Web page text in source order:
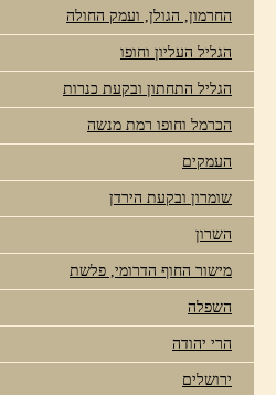
החרמון, הגולן, ועמק החולה
הגליל העליון וחופו
הגליל התחתון ובקעת כנרות
הכרמל וחופו רמת מנשה
העמקים
שומרון ובקעת הירדן
השרון
מישור החוף הדרומי, פלשת
השפלה
הרי יהודה
ירושלים